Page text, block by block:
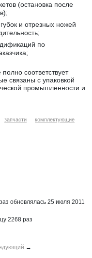
(остановка после
и отрезных ножей
по
соответствует
связаны с упаковкой
промышленности и
запчасти комплектующие
обновлялась 25 июля 2011
2268 раз
→